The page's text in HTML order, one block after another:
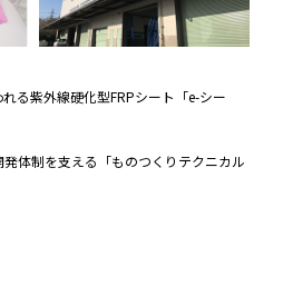
る紫外線硬化型FRPシート「e-シー
発体制を支える「ものつくりテクニカル